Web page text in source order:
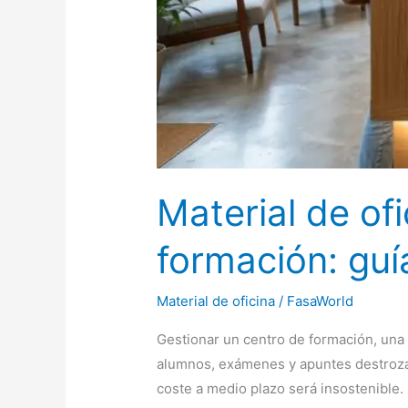
Material de
formación:
Material de oficina / FasaWorld
Gestionar un centro de formación,
alumnos, exámenes y apuntes
coste a medio plazo será insostenible.